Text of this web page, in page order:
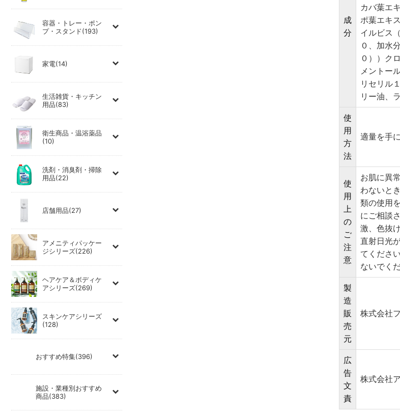
容器・トレー・ポン
プ・スタンド(193)
家電(14)
生活雑貨・キッチン
用品(83)
衛生商品・温浴薬品
(10)
洗剤・消臭剤・掃除
用品(22)
店舗用品(27)
アメニティパッケー
ジシリーズ(226)
ヘアケア＆ボディケ
アシリーズ(269)
スキンケアシリーズ
(128)
おすすめ特集(396)
施設・業種別おすすめ
商品(383)
成
分
カバ葉エ
ポ葉エキ
イルビス
０、加水
０））ク
メントー
リセリル
リー油、
使
用
方
法
適量を手
使
用
上
の
ご
注
意
お肌に異
わないと
類の使用
にご相談
激、色抜
直射日光
てくださ
ないでく
製
造
販
売
元
株式会社
広
告
文
責
株式会社